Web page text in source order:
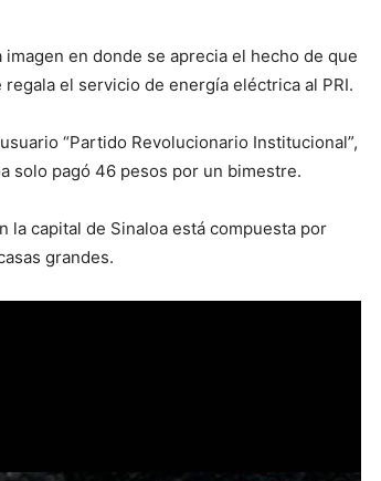
en donde se aprecia el hecho de que
el servicio de energía eléctrica al PRI.
“Partido Revolucionario Institucional”,
solo pagó 46 pesos por un bimestre.
la capital de Sinaloa está compuesta por
grandes.